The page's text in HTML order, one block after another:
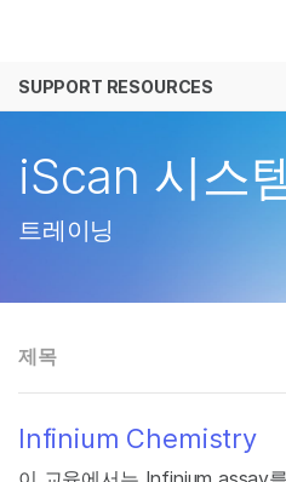
솔루션
SUPPORT RESOURCES
iScan 시스
트레이닝
제목
Infinium Chemistry
보다 관련성이 높은 콘텐
습니다. 주요 관심 분야
미생물학 연구
농업유전체학 연구
복합 질환 연구